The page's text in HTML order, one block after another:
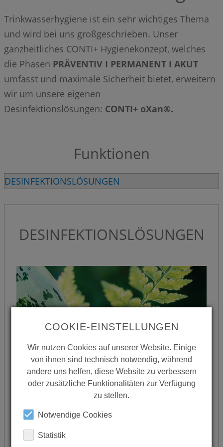
Trinkwasserhygiene ist ein sehr wichtiges Thema
und wird bei uns großgeschrieben. Unser
ganzheitliches CONTI+ Hygienekonzept, welches
die Phasen PRÄVENTIV I PERMANENT I AKUT
umfasst und maximale Sicherheit bietet, erweitern
wir um unsere eigenen
Desinfektionslösungen: CONTI+ oXan®.
Funktionen
DESINFEKTIONSLÖSUNGEN
DESINFEKTIONSLÖSUNGEN
NACHHALTIG UND VERTRÄGLICH
CONTI+ oXan® ist ungiftig, pH-neutral, haut-,
COOKIE-EINSTELLUNGEN
Wir nutzen Cookies auf unserer Website. Einige
von ihnen sind technisch notwendig, während
andere uns helfen, diese Website zu verbessern
oder zusätzliche Funktionalitäten zur Verfügung
zu stellen.
Notwendige Cookies
Statistik